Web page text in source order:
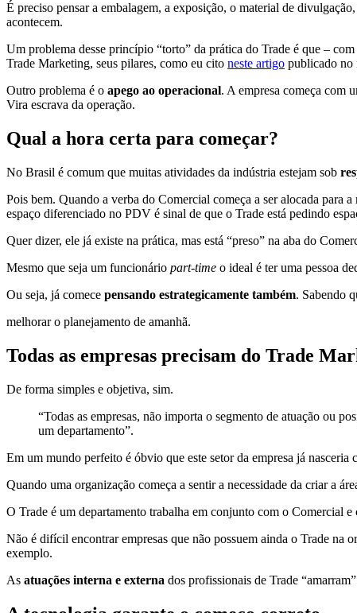
É preciso pensar a embalagem, a exposição, o material de
acontecem.
Um problema desse princípio “torto” da prática do Trade é que –
Trade Marketing, seus pilares, como eu cito neste artigo publicado no
Outro problema é o apego ao operacional. A empresa começa com
Vira escrava da operação.
Qual a hora certa para começar?
No Brasil é comum que muitas atividades da indústria estejam sob
Pois bem. Quando a verba do Comercial começa a ser alocada para
espaço diferenciado no PDV é sinal de que o Trade está pedindo
Quer dizer, ele já existe na prática, mas está “preso” na aba do
Mesmo que seja um funcionário part-time o ideal é ter uma pessoa
Ou seja, já comece pensando estrategicamente também. Sabendo
melhorar o planejamento de amanhã.
Todas as empresas precisam do Trade
De forma simples e objetiva, sim.
“Todas as empresas, não importa o segmento de atuação ou
um departamento”.
Em um mundo perfeito é óbvio que este setor da empresa já nasceria
Quando uma organização começa a sentir a necessidade da criar a
O Trade é um departamento trabalha em conjunto com o Comercial
Não é difícil encontrar empresas que não possuem ainda o Trade na
exemplo.
As atuações interna e externa dos profissionais de Trade